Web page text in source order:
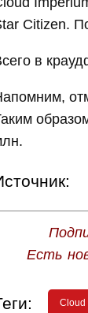
Citizen.
в
Есть
Cloud